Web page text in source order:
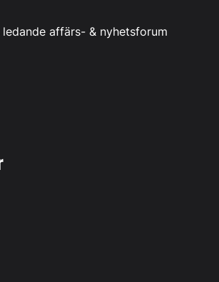
ledande affärs- & nyhetsforum